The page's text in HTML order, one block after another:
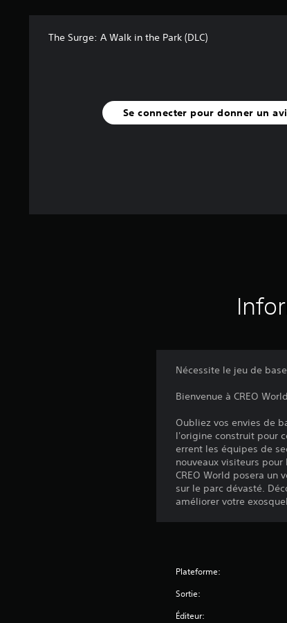
The Surge: A Walk in the Park (DLC)
Se connecter pour donner un
Nécessite le jeu de
Bienvenue à CREO
Oubliez vos envies de
l'origine construit pour
errent les équipes de
nouveaux visiteurs
CREO World posera
sur le parc dévasté.
améliorer votre
Plateforme:
Sortie:
Éditeur: